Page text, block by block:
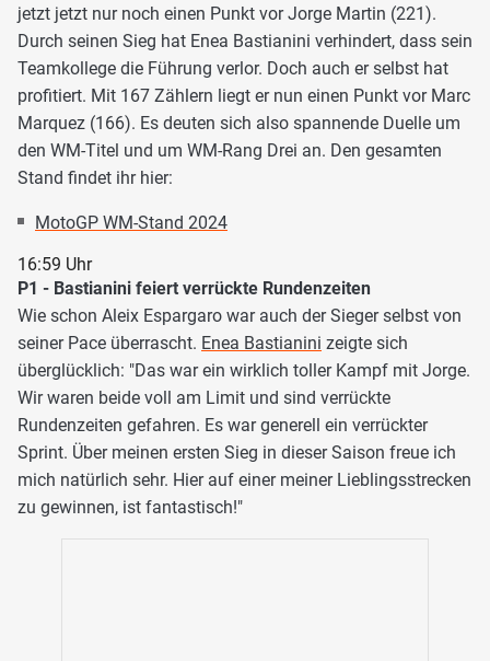
jetzt jetzt nur noch einen Punkt vor Jorge Martin (221).
Durch seinen Sieg hat Enea Bastianini verhindert, dass sein
Teamkollege die Führung verlor. Doch auch er selbst hat
profitiert. Mit 167 Zählern liegt er nun einen Punkt vor Marc
Marquez (166). Es deuten sich also spannende Duelle um
den WM-Titel und um WM-Rang Drei an. Den gesamten
Stand findet ihr hier:
MotoGP WM-Stand 2024
16:59 Uhr
P1 - Bastianini feiert verrückte Rundenzeiten
Wie schon Aleix Espargaro war auch der Sieger selbst von
seiner Pace überrascht. Enea Bastianini zeigte sich
überglücklich: "Das war ein wirklich toller Kampf mit Jorge.
Wir waren beide voll am Limit und sind verrückte
Rundenzeiten gefahren. Es war generell ein verrückter
Sprint. Über meinen ersten Sieg in dieser Saison freue ich
mich natürlich sehr. Hier auf einer meiner Lieblingsstrecken
zu gewinnen, ist fantastisch!"